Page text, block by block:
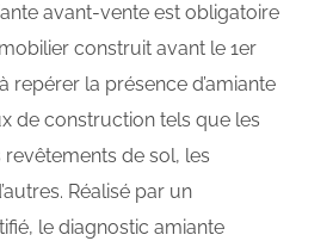
avant-vente est obligatoire
construit avant le 1er
repérer la présence d’amiante
de construction tels que les
de sol, les
Réalisé par un
le diagnostic amiante